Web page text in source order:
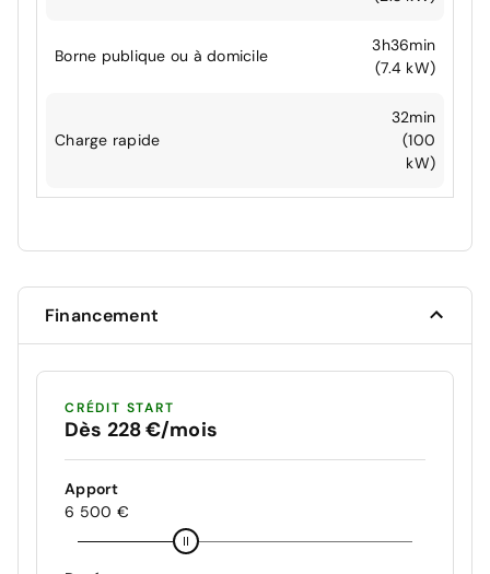
Borne publique ou à domicile
3h36min
(7.4 kW)
Charge rapide
32min
(100
kW)
Financement
CRÉDIT START
Dès 228 €/mois
Apport
6 500 €